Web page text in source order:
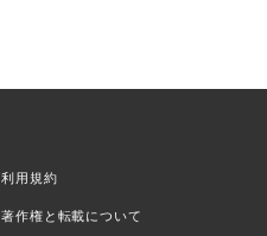
利用規約
著作権と転載について